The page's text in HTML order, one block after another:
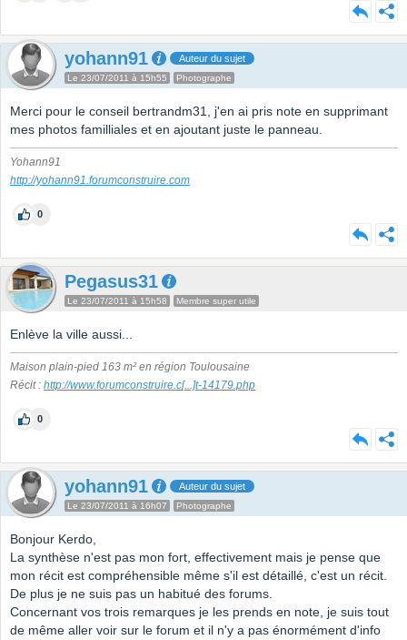
yohann91 Auteur du sujet
Le 23/07/2011 à 15h55 Photographe
Merci pour le conseil bertrandm31, j'en ai pris note en supprimant
mes photos familliales et en ajoutant juste le panneau.
Yohann91
http://yohann91.forumconstruire.com
0
Pegasus31
Le 23/07/2011 à 15h58 Membre super utile
Enlève la ville aussi...
Maison plain-pied 163 m² en région Toulousaine
Récit : http://www.forumconstruire.c[...]t-14179.php
0
yohann91 Auteur du sujet
Le 23/07/2011 à 16h07 Photographe
Bonjour Kerdo,
La synthèse n'est pas mon fort, effectivement mais je pense que
mon récit est compréhensible même s'il est détaillé, c'est un récit.
De plus je ne suis pas un habitué des forums.
Concernant vos trois remarques je les prends en note, je suis tout
de même aller voir sur le forum et il n'y a pas énormément d'info